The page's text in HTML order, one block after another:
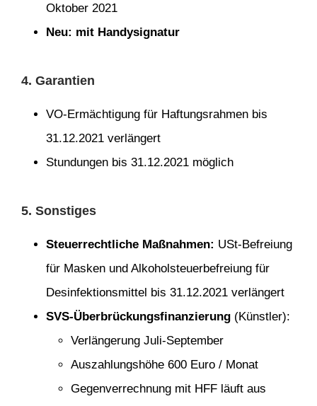
Oktober 2021
Neu: mit Handysignatur
4. Garantien
VO-Ermächtigung für Haftungsrahmen bis
31.12.2021 verlängert
Stundungen bis 31.12.2021 möglich
5. Sonstiges
Steuerrechtliche Maßnahmen: USt-Befreiung
für Masken und Alkoholsteuerbefreiung für
Desinfektionsmittel bis 31.12.2021 verlängert
SVS-Überbrückungsfinanzierung (Künstler):
Verlängerung Juli-September
Auszahlungshöhe 600 Euro / Monat
Gegenverrechnung mit HFF läuft aus